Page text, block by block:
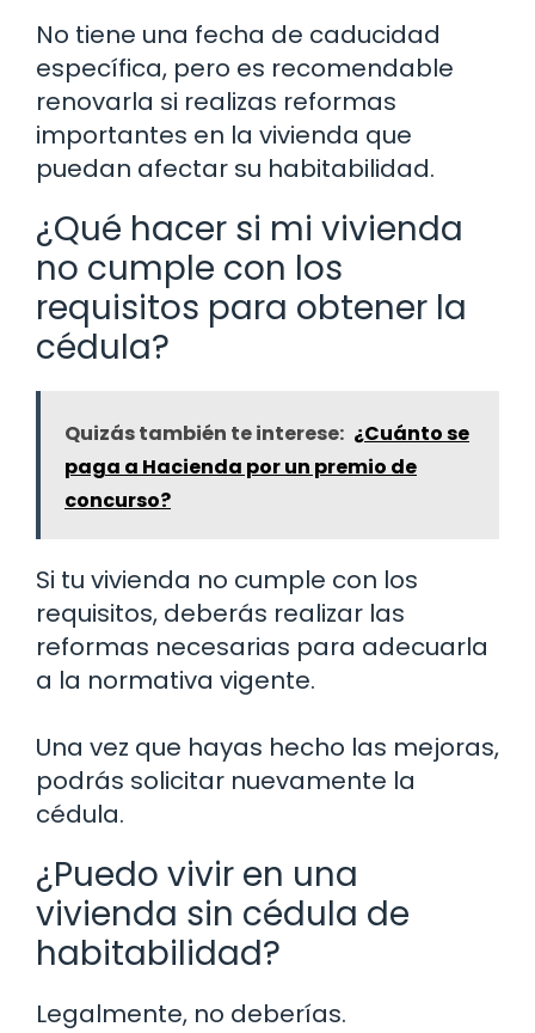
No tiene una fecha de caducidad
específica, pero es recomendable
renovarla si realizas reformas
importantes en la vivienda que
puedan afectar su habitabilidad.
¿Qué hacer si mi vivienda
no cumple con los
requisitos para obtener la
cédula?
Quizás también te interese: ¿Cuánto se
paga a Hacienda por un premio de
concurso?
Si tu vivienda no cumple con los
requisitos, deberás realizar las
reformas necesarias para adecuarla
a la normativa vigente.
Una vez que hayas hecho las mejoras,
podrás solicitar nuevamente la
cédula.
¿Puedo vivir en una
vivienda sin cédula de
habitabilidad?
Legalmente, no deberías.